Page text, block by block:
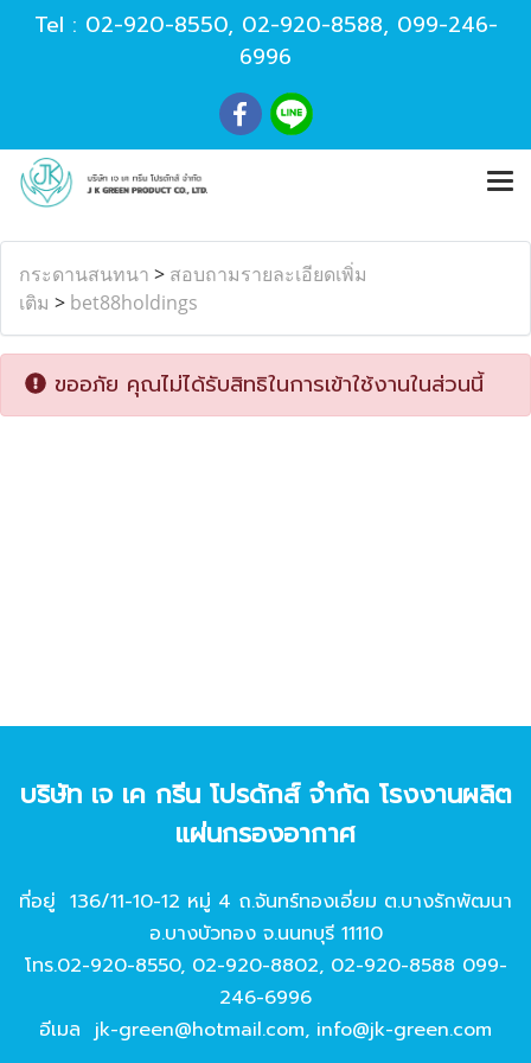
Tel : 02-920-8550, 02-920-8588, 099-246-
6996
กระดานสนทนา > สอบถามรายละเอียดเพิ่ม
เติม > bet88holdings
ขออภัย คุณไม่ได้รับสิทธิในการเข้าใช้งานในส่วนนี้
บริษัท เจ เค กรีน โปรดักส์ จํากัด โรงงานผลิต
แผ่นกรองอากาศ
ที่อยู่ 136/11-10-12 หมู่ 4 ถ.จันทร์ทองเอี่ยม ต.บางรักพัฒนา
อ.บางบัวทอง จ.นนทบุรี 11110
โทร.02-920-8550, 02-920-8802, 02-920-8588 099-
246-6996
อีเมล jk-green@hotmail.com, info@jk-green.com